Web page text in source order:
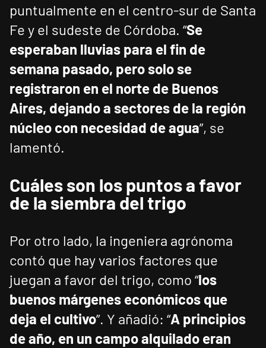
puntualmente en el centro-sur de Santa
Fe y el sudeste de Córdoba. “Se
esperaban lluvias para el fin de
semana pasado, pero solo se
registraron en el norte de Buenos
Aires, dejando a sectores de la región
núcleo con necesidad de agua”, se
lamentó.
Cuáles son los puntos a favor
de la siembra del trigo
Por otro lado, la ingeniera agrónoma
contó que hay varios factores que
juegan a favor del trigo, como “los
buenos márgenes económicos que
deja el cultivo”. Y añadió: “A principios
de año, en un campo alquilado eran